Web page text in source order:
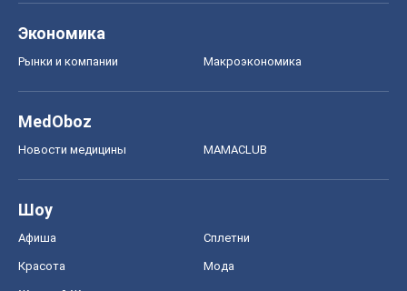
Экономика
Рынки и компании Mакроэкономика
MedOboz
Новости медицины MAMACLUB
Шоу
Афиша Сплетни
Красота Мода